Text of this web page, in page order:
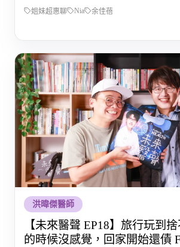
姐妹超惠聊 Nia 余佳蓓
洪暐傑醫師
【未來醫聲 EP18】旅行玩到
的時候沒感覺，回家開始還債